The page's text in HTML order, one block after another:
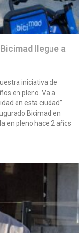
llegue a
iniciativa de
en pleno. Va a
en esta ciudad”
Bicimad en
en pleno hace 2 años